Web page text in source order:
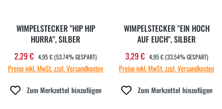
WIMPELSTECKER "HIP HIP
HURRA", SILBER
Verkaufspreis:
2,29 € REGULÄRER PREIS:
4,95 €(53.74% GESPART)
Preise inkl. MwSt. zzgl. Versandkosten
Zum Merkzettel hinzufügen
WIMPELSTECKER "EIN HOCH
AUF EUCH", SILBER
Verkaufspreis:
3,29 € REGULÄRER PREIS:
4,95 € (33.54% GESPART)
Preise inkl. MwSt. zzgl. Versandkosten
Zum Merkzettel hinzufügen